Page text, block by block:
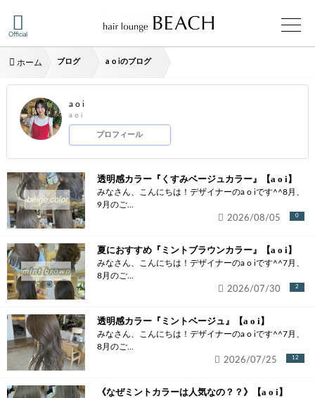
Official
ホーム ブログ a o iのブログ
a o i
a o i
プロフィール
透明感カラー『くすみベージュカラー』【a o i】
みなさん、こんにちは！デザイナーのa o iです^^8月、
9月のご...
0
2026/08/05
夏におすすめ『ミントブラウンカラー』【a o i】
みなさん、こんにちは！デザイナーのa o iです^^7月、
8月のご...
2
2026/07/30
透明感カラー『ミントベージュ』【a o i】
みなさん、こんにちは！デザイナーのa o iです^^7月、
8月のご...
12
2026/07/25
《なぜミントカラーは人気なの？？》【a o i】